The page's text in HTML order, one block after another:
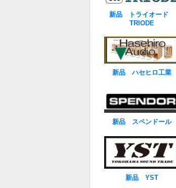
新品 トライオード
TRIODE
新品 ハセヒロ工業
新品 スペンドール
新品 YST